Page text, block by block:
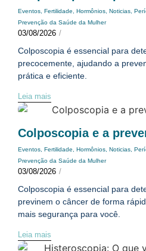
Eventos Fertilidade Hormônios Noticias
Prevenção da Saúde da Mulher
03/08/2026 /
Colposcopia é essencial para
precocemente, ajudando a
prática e eficiente.
Leia mais
Colposcopia e a
Eventos Fertilidade Hormônios Noticias
Prevenção da Saúde da Mulher
03/08/2026 /
Colposcopia é essencial para
previnem o câncer de forma
mais segurança para você.
Leia mais